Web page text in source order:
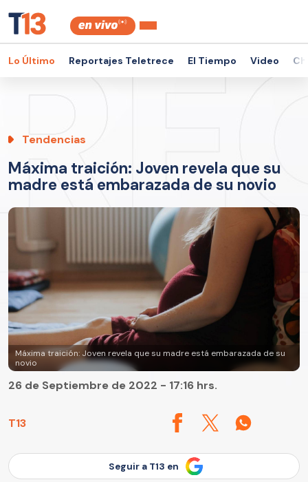
Lo Último Reportajes Teletrece El Tiempo Video
Tendencias
Máxima traición: Joven revela que su
madre está embarazada de su novio
Máxima traición: Joven revela que su madre está embarazada de su
novio
T13
26 de Septiembre de 2022 - 17:16 hrs.
Seguir a T13 en